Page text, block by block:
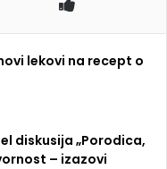
lekovi na recept o
diskusija „Porodica,
– izazovi